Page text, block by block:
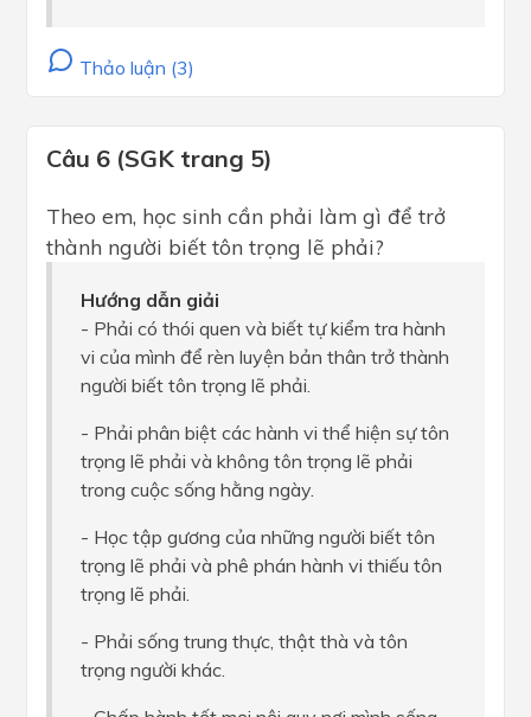
Thảo luận (3)
Câu 6 (SGK trang 5)
Theo em, học sinh cần phải làm gì để trở
thành người biết tôn trọng lẽ phải?
Hướng dẫn giải
- Phải có thói quen và biết tự kiểm tra hành
vi của mình để rèn luyện bản thân trở thành
người biết tôn trọng lẽ phải.
- Phải phân biệt các hành vi thể hiện sự tôn
trọng lẽ phải và không tôn trọng lẽ phải
trong cuộc sống hằng ngày.
- Học tập gương của những người biết tôn
trọng lẽ phải và phê phán hành vi thiếu tôn
trọng lẽ phải.
- Phải sống trung thực, thật thà và tôn
trọng người khác.